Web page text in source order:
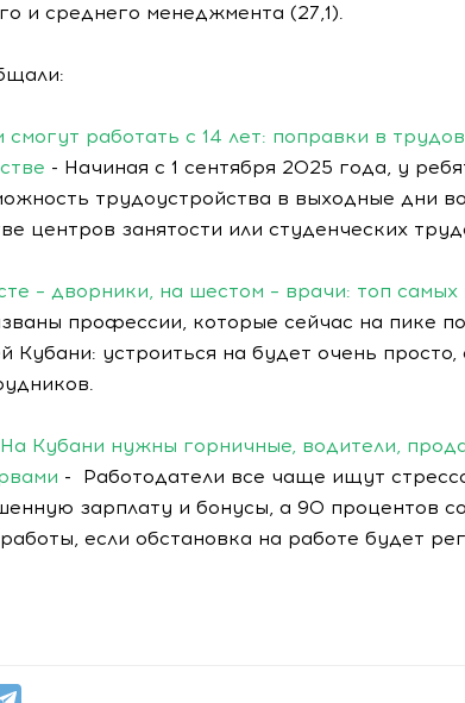
и среднего менеджмента (27,1).
работать с 14 лет: поправки в
- Начиная с 1 сентября 2025 года, у
трудоустройства в выходные дни
центров занятости или студенческих
– дворники, на шестом – врачи: топ
профессии, которые сейчас на пике
Кубани: устроиться на будет очень
Кубани нужны горничные, водители,
- Работодатели все чаще ищут
зарплату и бонусы, а 90 процентов
если обстановка на работе будет